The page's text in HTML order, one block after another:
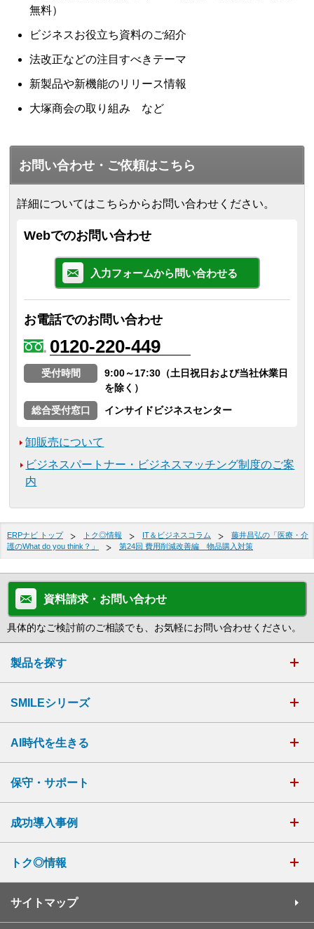
無料）
ビジネスお役立ち資料のご紹介
法改正などの注目すべきテーマ
新製品や新機能のリリース情報
大塚商会の取り組み など
お問い合わせ・ご依頼はこちら
詳細についてはこちらからお問い合わせください。
Webでのお問い合わせ
入力フォームから問い合わせる
お電話でのお問い合わせ
0120-220-449
受付時間
9:00～17:30（土日祝日および当社休業日
を除く）
総合受付窓口
インサイドビジネスセンター
卸販売について
ビジネスパートナー・ビジネスマッチング制度のご案
内
ERPナビ トップ トク◎情報 IT＆ビジネスコラム
藤井昌弘の「医療・介
護のWhat do you think？」
第24回 費用削減改善編 物品購入対策
資料請求・お問い合わせ
具体的なご検討前のご相談でも、お気軽にお問い合わせください。
製品を探す
SMILEシリーズ
AI時代を生きる
保守・サポート
成功導入事例
トク◎情報
サイトマップ